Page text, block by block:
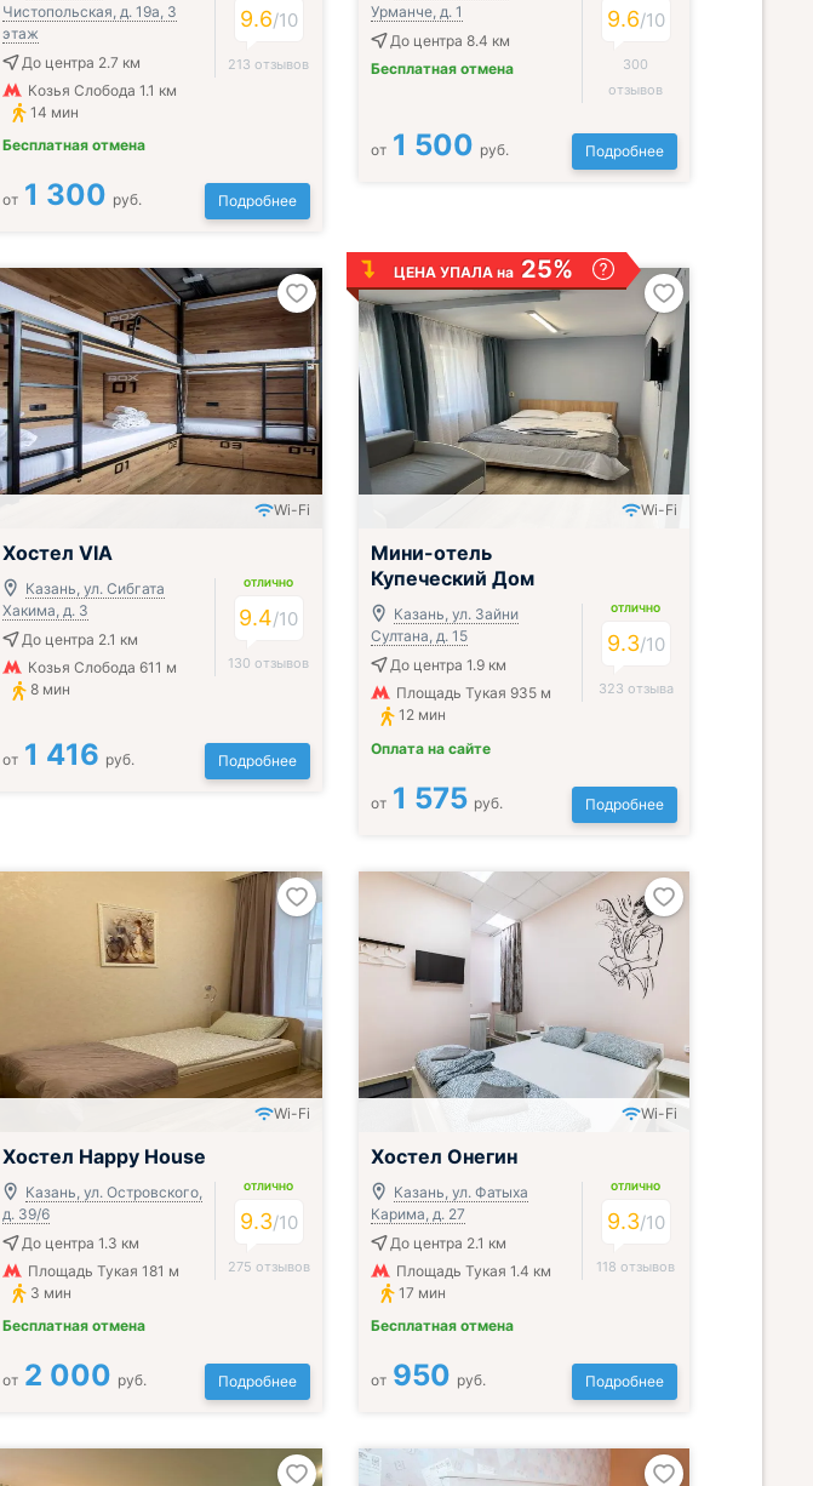
Чистопольская, д. 19а, 3
этаж
До центра 2.7 км
Козья Слобода 1.1 км
14 мин
Бесплатная отмена
9.6/10
213 отзывов
от 1 300 руб. Подробнее
Урманче, д. 1
До центра 8.4 км
Бесплатная отмена
9.6/10
300
отзывов
от 1 500 руб. Подробнее
Wi-Fi
Хостел VIA
Казань, ул. Сибгата
Хакима, д. 3
До центра 2.1 км
Козья Слобода 611 м
8 мин
ОТЛИЧНО
9.4/10
130 отзывов
от 1 416 руб. Подробнее
ЦЕНА УПАЛА на 25%
Wi-Fi
Мини-отель
Купеческий Дом
Казань, ул. Зайни
Султана, д. 15
До центра 1.9 км
Площадь Тукая 935 м
12 мин
Оплата на сайте
ОТЛИЧНО
9.3/10
323 отзыва
от 1 575 руб. Подробнее
Wi-Fi
Хостел Happy House
Казань, ул. Островского,
д. 39/6
До центра 1.3 км
Площадь Тукая 181 м
3 мин
Бесплатная отмена
ОТЛИЧНО
9.3/10
275 отзывов
от 2 000 руб. Подробнее
Wi-Fi
Хостел Онегин
Казань, ул. Фатыха
Карима, д. 27
До центра 2.1 км
Площадь Тукая 1.4 км
17 мин
Бесплатная отмена
ОТЛИЧНО
9.3/10
118 отзывов
от 950 руб. Подробнее